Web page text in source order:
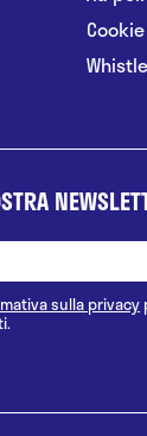
sulla privacy